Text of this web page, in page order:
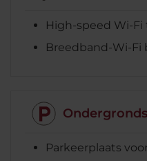
High-speed Wi-
Breedband-Wi-Fi
Parkeerplaats